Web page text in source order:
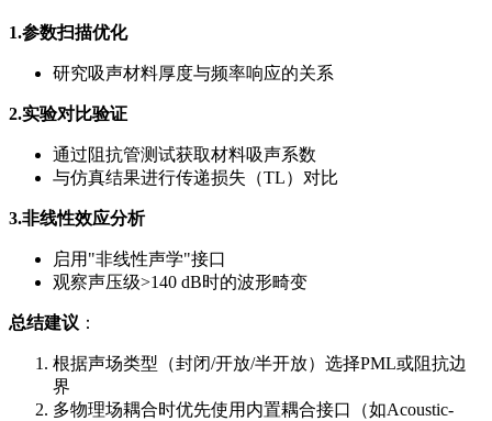
1.参数扫描优化
研究吸声材料厚度与频率响应的关系
2.实验对比验证
通过阻抗管测试获取材料吸声系数
与仿真结果进行传递损失（TL）对比
3.非线性效应分析
启用"非线性声学"接口
观察声压级>140 dB时的波形畸变
总结建议 ：
根据声场类型（封闭/开放/半开放）选择PML或阻抗边
界
多物理场耦合时优先使用内置耦合接口（如Acoustic-